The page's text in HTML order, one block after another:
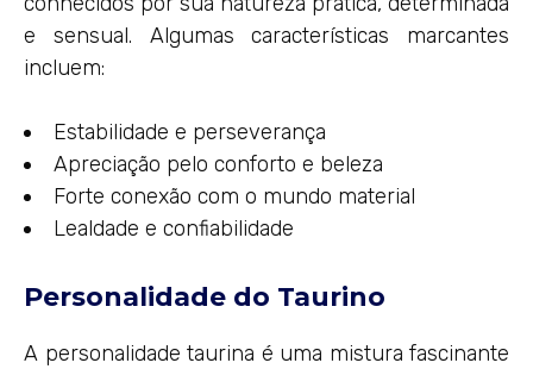
e sensual. Algumas características marcantes
incluem:
Estabilidade e perseverança
Apreciação pelo conforto e beleza
Forte conexão com o mundo material
Lealdade e confiabilidade
Personalidade do Taurino
A personalidade taurina é uma mistura fascinante